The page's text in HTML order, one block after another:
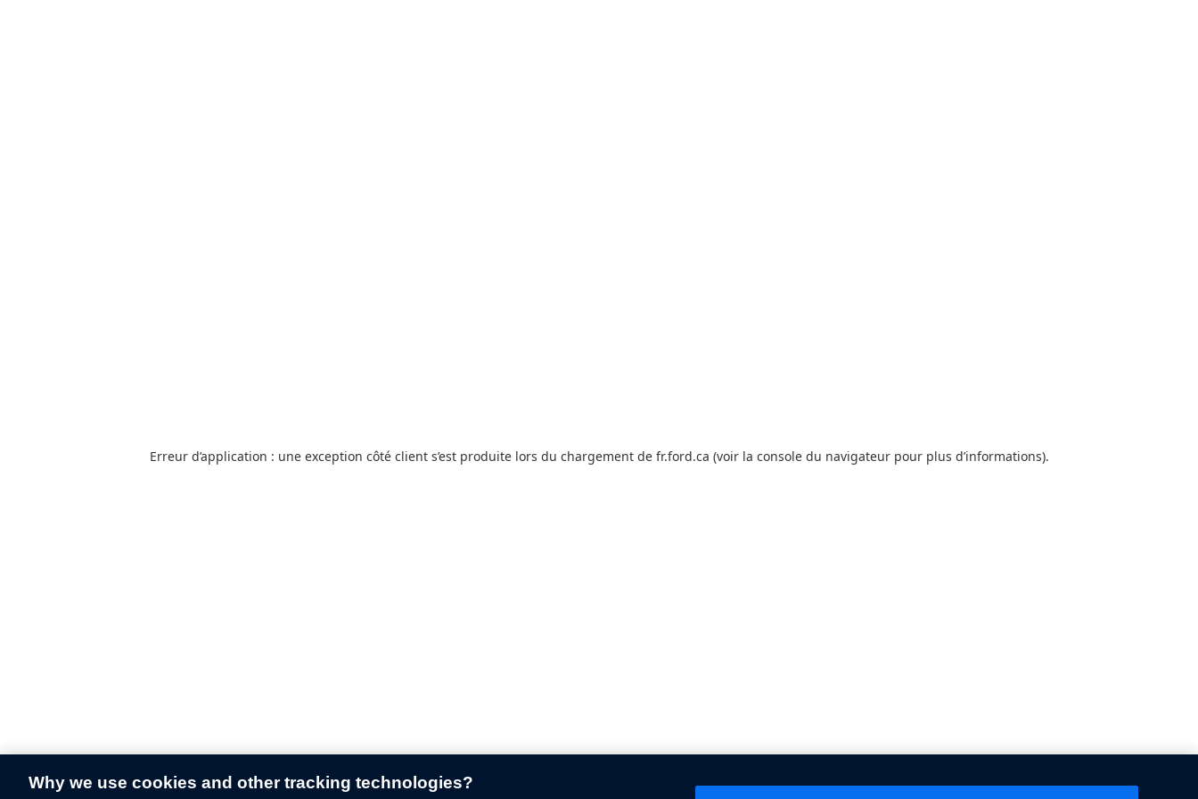
Erreur d’application : une exception côté client s’est produite lors du chargement de fr.ford.ca (voir la console du navigateur pour plus d’informations).
Why we use cookies and other tracking technologies?